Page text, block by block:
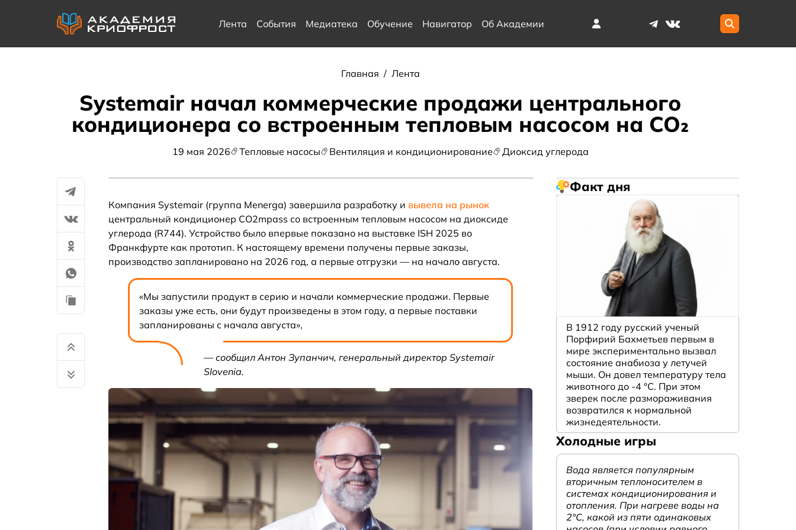
Лента События Медиатека Обучение Навигатор Об Академии
Главная / Лента
Systemair начал коммерческие продажи центрального
кондиционера со встроенным тепловым насосом на CO₂
19 мая 2026 Тепловые насосы Вентиляция и кондиционирование Диоксид углерода
Компания Systemair (группа Menerga) завершила разработку и вывела на рынок
центральный кондиционер CO2mpass со встроенным тепловым насосом на диоксиде
углерода (R744). Устройство было впервые показано на выставке ISH 2025 во
Франкфурте как прототип. К настоящему времени получены первые заказы,
производство запланировано на 2026 год, а первые отгрузки — на начало августа.
«Мы запустили продукт в серию и начали коммерческие продажи. Первые
заказы уже есть, они будут произведены в этом году, а первые поставки
запланированы с начала августа»,
— сообщил Антон Зупанчич, генеральный директор Systemair
Slovenia.
Факт дня
В 1912 году русский ученый
Порфирий Бахметьев первым в
мире экспериментально вызвал
состояние анабиоза у летучей
мыши. Он довел температуру тела
животного до -4 °C. При этом
зверек после размораживания
возвратился к нормальной
жизнедеятельности.
Холодные игры
Вода является популярным
вторичным теплоносителем в
системах кондиционирования и
отопления. При нагреве воды на
2°С, какой из пяти одинаковых